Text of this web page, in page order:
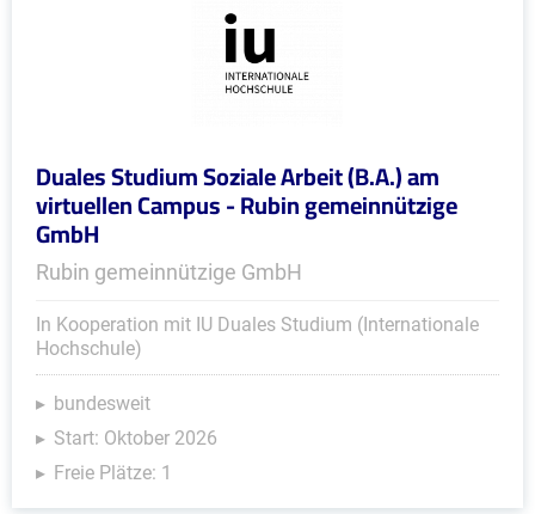
Duales Studium Soziale Arbeit (B.A.) am
virtuellen Campus - Rubin gemeinnützige
GmbH
Rubin gemeinnützige GmbH
In Kooperation mit IU Duales Studium (Internationale
Hochschule)
bundesweit
Start: Oktober 2026
Freie Plätze: 1